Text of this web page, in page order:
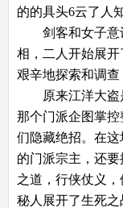
的的具头6云了人
剑客和女子意
相，二人开始展
艰辛地探索和调查
原来江洋大盗是
那个门派企图掌
们隐藏绝招。在
的门派宗主，还
之道，行侠仗义
秘人展开了生死之